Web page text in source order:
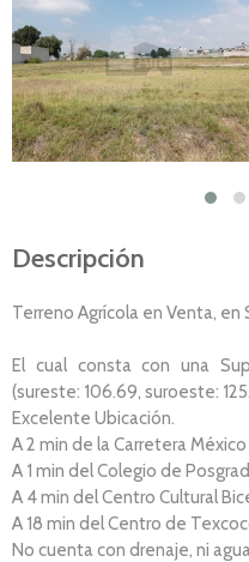
Descripción
Terreno Agrícola en Venta, en
El cual consta con una
(sureste: 106.69, suroeste:
Excelente Ubicación.
A 2 min de la Carretera
A 1 min del Colegio de
A 4 min del Centro Cultural
A 18 min del Centro de
No cuenta con drenaje, ni